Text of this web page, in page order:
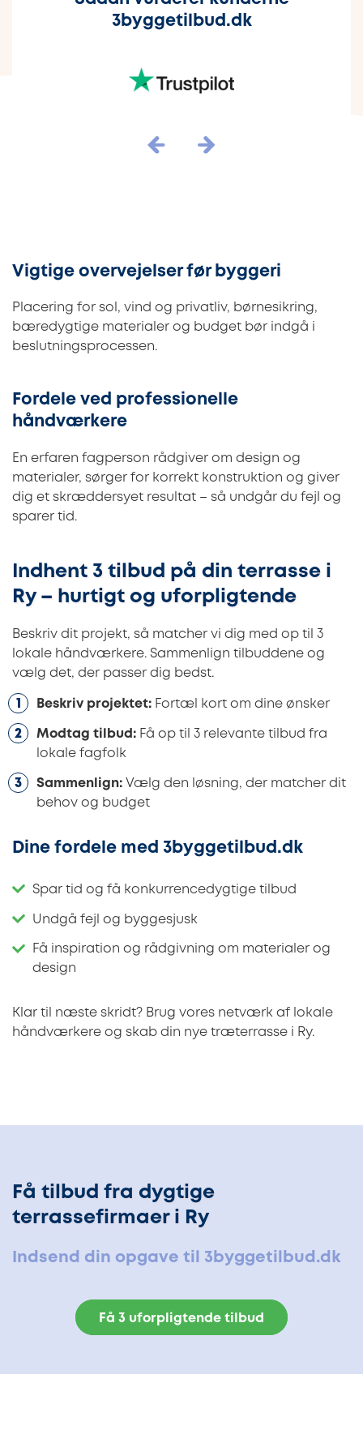
3byggetilbud.dk
Vigtige overvejelser før byggeri
Placering for sol, vind og privatliv, børnesikring,
bæredygtige materialer og budget bør indgå i
beslutningsprocessen.
Fordele ved professionelle
håndværkere
En erfaren fagperson rådgiver om design og
materialer, sørger for korrekt konstruktion og giver
dig et skræddersyet resultat – så undgår du fejl og
sparer tid.
Indhent 3 tilbud på din terrasse i
Ry – hurtigt og uforpligtende
Beskriv dit projekt, så matcher vi dig med op til 3
lokale håndværkere. Sammenlign tilbuddene og
vælg det, der passer dig bedst.
Beskriv projektet: Fortæl kort om dine ønsker
Modtag tilbud: Få op til 3 relevante tilbud fra
lokale fagfolk
Sammenlign: Vælg den løsning, der matcher dit
behov og budget
Dine fordele med 3byggetilbud.dk
Spar tid og få konkurrencedygtige tilbud
Undgå fejl og byggesjusk
Få inspiration og rådgivning om materialer og
design
Klar til næste skridt? Brug vores netværk af lokale
håndværkere og skab din nye træterrasse i Ry.
Få tilbud fra dygtige
terrassefirmaer i Ry
Indsend din opgave til 3byggetilbud.dk
Få 3 uforpligtende tilbud